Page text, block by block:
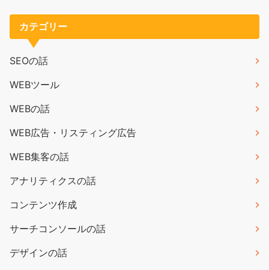
カテゴリー
SEOの話
WEBツール
WEBの話
WEB広告・リスティング広告
WEB集客の話
アナリティクスの話
コンテンツ作成
サーチコンソールの話
デザインの話